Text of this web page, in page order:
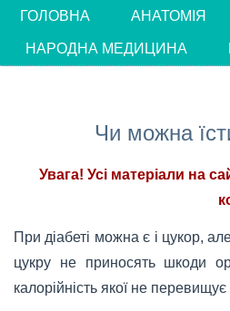
ГОЛОВНА АНАТОМІЯ
НАРОДНА МЕДИЦИНА
Чи можна
Увага! Усі матеріали на
При діабеті можна є і цукор,
цукру не приносять шкоди
калорійність якої не